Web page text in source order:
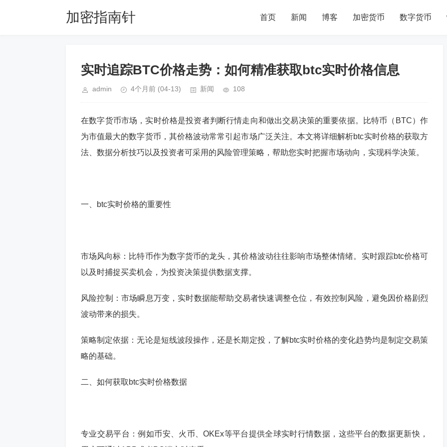
加密指南针 首页 新闻 博客 加密货币 数字货币
实时追踪BTC价格走势：如何精准获取btc实时价格信息
admin 4个月前 (04-13) 新闻 108
在数字货币市场，实时价格是投资者判断行情走向和做出交易决策的重要依据。比特币（BTC）作
为市值最大的数字货币，其价格波动常常引起市场广泛关注。本文将详细解析btc实时价格的获取方
法、数据分析技巧以及投资者可采用的风险管理策略，帮助您实时把握市场动向，实现科学决策。
一、btc实时价格的重要性
市场风向标：比特币作为数字货币的龙头，其价格波动往往影响市场整体情绪。实时跟踪btc价格可
以及时捕捉买卖机会，为投资决策提供数据支撑。
风险控制：市场瞬息万变，实时数据能帮助交易者快速调整仓位，有效控制风险，避免因价格剧烈
波动带来的损失。
策略制定依据：无论是短线波段操作，还是长期定投，了解btc实时价格的变化趋势均是制定交易策
略的基础。
二、如何获取btc实时价格数据
专业交易平台：例如币安、火币、OKEx等平台提供全球实时行情数据，这些平台的数据更新快，